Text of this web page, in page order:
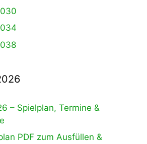
– Spielplan, Termine &
PDF zum Ausfüllen &